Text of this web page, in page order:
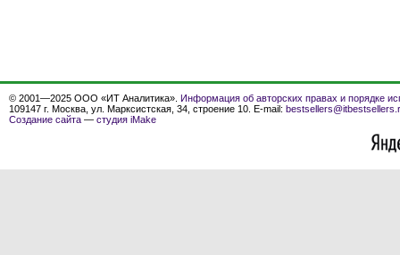
© 2001—2025 ООО «ИТ Аналитика». Информация об авторских правах и порядке
109147 г. Москва, ул. Марксистская, 34, строение 10. E-mail:
Создание сайта — студия iMake